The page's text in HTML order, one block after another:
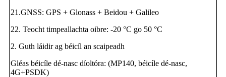
21.GNSS: GPS + Glonass + Beidou + Galileo
22. Teocht timpeallachta oibre: -20 °C go 50 °C
2. Guth láidir ag béicíl an scaipeadh
Gléas béicíle dé-nasc díoltóra: (MP140, béicíle dé-nasc,
4G+PSDK)